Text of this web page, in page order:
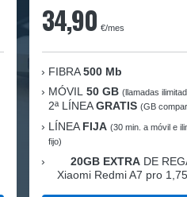
34,90 €/mes
FIBRA 500 Mb
MÓVIL 50 GB (llamadas
2ª LÍNEAGRATIS (GB
LÍNEA FIJA (30 min. a móvil e
fijo)
20GB EXTRA DE
Xiaomi Redmi A7 pro